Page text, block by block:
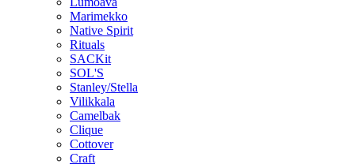
Marimekko
Native Spirit
Rituals
SACKit
SOL'S
Stanley/Stella
Vilikkala
Camelbak
Clique
Cottover
Craft